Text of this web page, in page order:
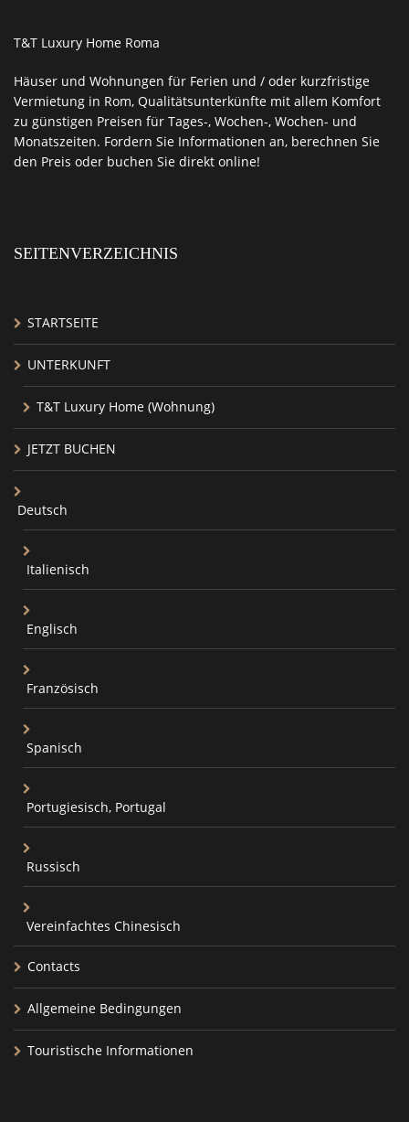
T&T Luxury Home Roma
Häuser und Wohnungen für Ferien und / oder kurzfristige
Vermietung in Rom, Qualitätsunterkünfte mit allem Komfort
zu günstigen Preisen für Tages-, Wochen-, Wochen- und
Monatszeiten. Fordern Sie Informationen an, berechnen Sie
den Preis oder buchen Sie direkt online!
SEITENVERZEICHNIS
STARTSEITE
UNTERKUNFT
T&T Luxury Home (Wohnung)
JETZT BUCHEN
Deutsch
Italienisch
Englisch
Französisch
Spanisch
Portugiesisch, Portugal
Russisch
Vereinfachtes Chinesisch
Contacts
Allgemeine Bedingungen
Touristische Informationen